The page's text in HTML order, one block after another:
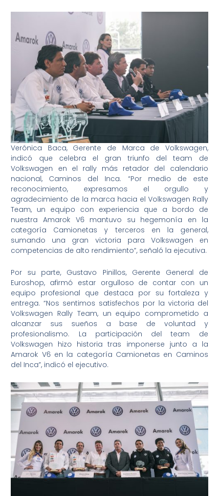
Verónica Baca, Gerente de Marca de Volkswagen,
indicó que celebra el gran triunfo del team de
Volkswagen en el rally más retador del calendario
nacional, Caminos del Inca. “Por medio de este
reconocimiento, expresamos el orgullo y
agradecimiento de la marca hacia el Volkswagen Rally
Team, un equipo con experiencia que a bordo de
nuestra Amarok V6 mantuvo su hegemonía en la
categoría Camionetas y terceros en la general,
sumando una gran victoria para Volkswagen en
competencias de alto rendimiento”, señaló la ejecutiva.
Por su parte, Gustavo Pinillos, Gerente General de
Euroshop, afirmó estar orgulloso de contar con un
equipo profesional que destaca por su fortaleza y
entrega. “Nos sentimos satisfechos por la victoria del
Volkswagen Rally Team, un equipo comprometido a
alcanzar sus sueños a base de voluntad y
profesionalismo. La participación del team de
Volkswagen hizo historia tras imponerse junto a la
Amarok V6 en la categoría Camionetas en Caminos
del Inca”, indicó el ejecutivo.